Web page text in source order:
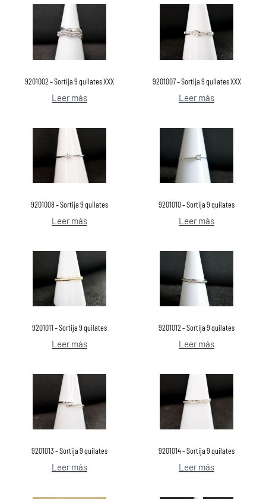
9201002 – Sortija 9 quilates XXX
Leer más
9201007 – Sortija 9 quilates XXX
Leer más
9201008 – Sortija 9 quilates
Leer más
9201010 – Sortija 9 quilates
Leer más
9201011 – Sortija 9 quilates
Leer más
9201012 – Sortija 9 quilates
Leer más
9201013 – Sortija 9 quilates
Leer más
9201014 – Sortija 9 quilates
Leer más